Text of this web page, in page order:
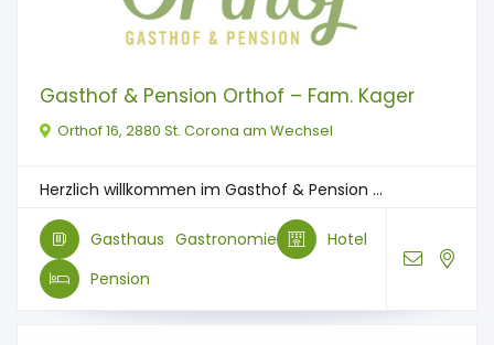
Gasthof & Pension Orthof – Fam. Kager
Orthof 16, 2880 St. Corona am Wechsel
Herzlich willkommen im Gasthof & Pension ...
Gasthaus Gastronomie
Hotel
Pension